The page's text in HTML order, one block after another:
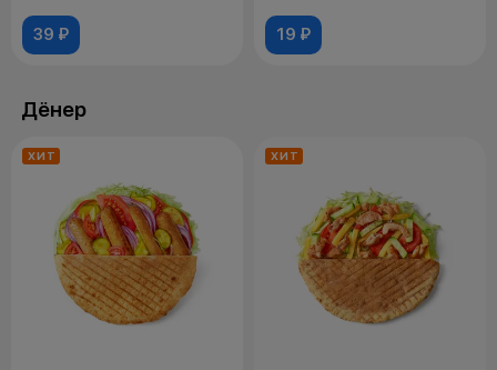
39 ₽ 19 ₽
Дёнер
ХИТ ХИТ